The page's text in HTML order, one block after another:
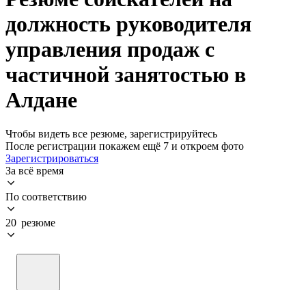
должность руководителя
управления продаж с
частичной занятостью в
Алдане
Чтобы видеть все резюме, зарегистрируйтесь
После регистрации покажем ещё 7 и откроем фото
Зарегистрироваться
За всё время
По соответствию
20 резюме